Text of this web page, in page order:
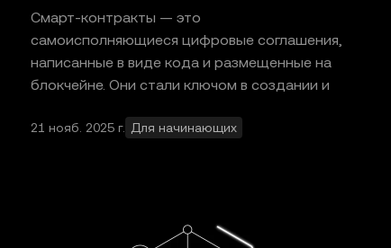
Смарт-контракты — это
самоисполняющиеся цифровые соглашения,
написанные в виде кода и размещенные на
блокчейне. Они стали ключом в создании и
21 нояб. 2025 г. Для начинающих